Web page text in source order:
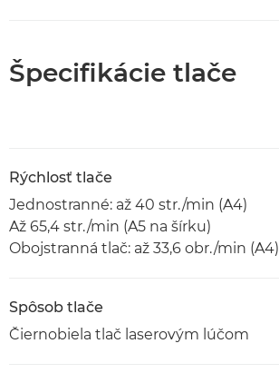
Špecifikácie tlače
Rýchlosť tlače
Jednostranné: až 40 str./min (A4)
Až 65,4 str./min (A5 na šírku)
Obojstranná tlač: až 33,6 obr./min (A4)
Spôsob tlače
Čiernobiela tlač laserovým lúčom